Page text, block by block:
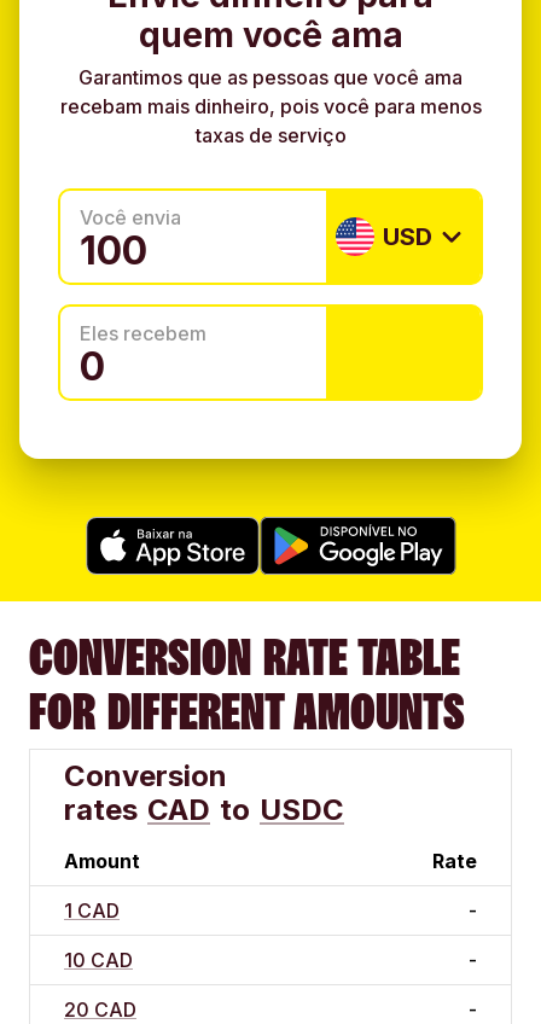
quem você ama
Garantimos que as pessoas que você ama
recebam mais dinheiro, pois você para menos
taxas de serviço
Você envia
USD
Eles recebem
CONVERSION RATE TABLE
FOR DIFFERENT AMOUNTS
Conversion
rates CAD to USDC
Amount Rate
1 CAD -
10 CAD -
20 CAD -